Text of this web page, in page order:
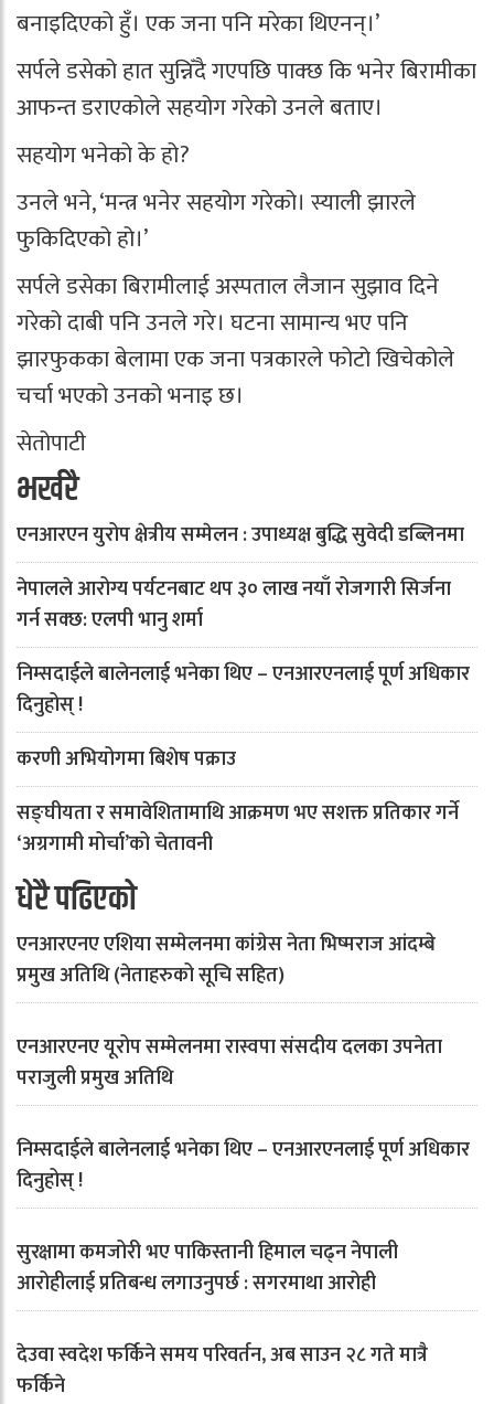
बनाइदिएको हुँ। एक जना पनि मरेका थिएनन्।’
सर्पले डसेको हात सुन्निँदै गएपछि पाक्छ कि भनेर बिरामीका
आफन्त डराएकोले सहयोग गरेको उनले बताए।
सहयोग भनेको के हो?
उनले भने, ‘मन्त्र भनेर सहयोग गरेको। स्याली झारले
फुकिदिएको हो।’
सर्पले डसेका बिरामीलाई अस्पताल लैजान सुझाव दिने
गरेको दाबी पनि उनले गरे। घटना सामान्य भए पनि
झारफुकका बेलामा एक जना पत्रकारले फोटो खिचेकोले
चर्चा भएको उनको भनाइ छ।
सेतोपाटी
भर्खरै
एनआरएन युरोप क्षेत्रीय सम्मेलन : उपाध्यक्ष बुद्धि सुवेदी डब्लिनमा
नेपालले आरोग्य पर्यटनबाट थप ३० लाख नयाँ रोजगारी सिर्जना
गर्न सक्छ: एलपी भानु शर्मा
निम्सदाईले बालेनलाई भनेका थिए – एनआरएनलाई पूर्ण अधिकार
दिनुहोस् !
करणी अभियोगमा बिशेष पक्राउ
सङ्घीयता र समावेशितामाथि आक्रमण भए सशक्त प्रतिकार गर्ने
‘अग्रगामी मोर्चा’को चेतावनी
धेरै पढिएको
एनआरएनए एशिया सम्मेलनमा कांग्रेस नेता भिष्मराज आंदम्बे
प्रमुख अतिथि (नेताहरुको सूचि सहित)
एनआरएनए यूरोप सम्मेलनमा रास्वपा संसदीय दलका उपनेता
पराजुली प्रमुख अतिथि
निम्सदाईले बालेनलाई भनेका थिए – एनआरएनलाई पूर्ण अधिकार
दिनुहोस् !
सुरक्षामा कमजोरी भए पाकिस्तानी हिमाल चढ्न नेपाली
आरोहीलाई प्रतिबन्ध लगाउनुपर्छ : सगरमाथा आरोही
देउवा स्वदेश फर्किने समय परिवर्तन, अब साउन २८ गते मात्रै
फर्किने